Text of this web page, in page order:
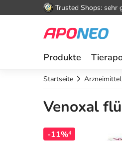
Trusted Shops: sehr
Produkte
Startseite Arzneimittel
Venoxal
-11%4